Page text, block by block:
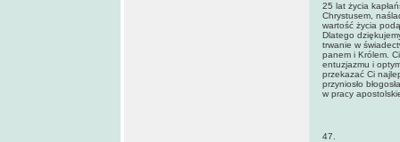
25 lat życia
Chrystusem,
wartość życia
Dlatego
trwanie w
panem i Królem.
entuzjazmu i
przekazać Ci
przyniosło
w pracy
47.